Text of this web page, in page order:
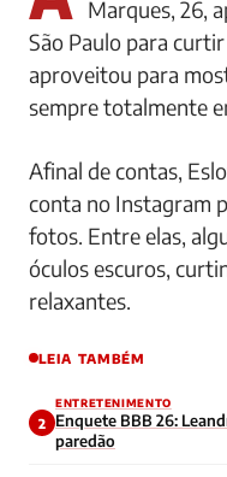
Marques, 26,
São Paulo para
aproveitou para
sempre totalmente
Afinal de contas,
conta no Instagram
fotos. Entre elas,
óculos escuros,
relaxantes.
LEIA TAMBÉM
2
ENTRETENIMENTO
Enquete BBB 26:
paredão